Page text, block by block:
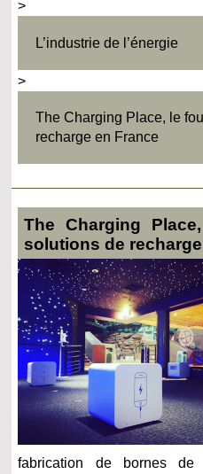
>
L’industrie de l’énergie
>
The Charging Place, le
recharge en France
The Charging
solutions de
fabrication de bornes de